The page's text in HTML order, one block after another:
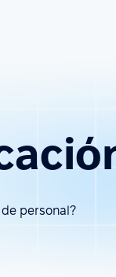
personal?